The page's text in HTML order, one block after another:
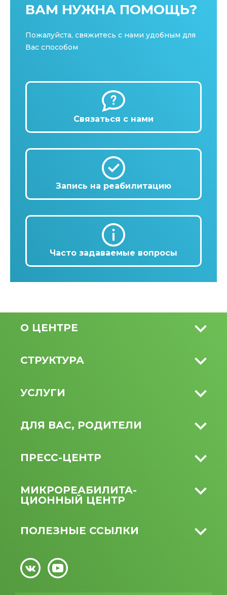
ВАМ НУЖНА ПОМОЩЬ?
Пожалуйста, свяжитесь с нами удобным для
Вас способом
Связаться с нами
Запись на реабилитацию
Часто задаваемые вопросы
О ЦЕНТРЕ
СТРУКТУРА
УСЛУГИ
ДЛЯ ВАС, РОДИТЕЛИ
ПРЕСС-ЦЕНТР
МИКРО­РЕАБИЛИТА­
ЦИОННЫЙ ЦЕНТР
ПОЛЕЗНЫЕ ССЫЛКИ